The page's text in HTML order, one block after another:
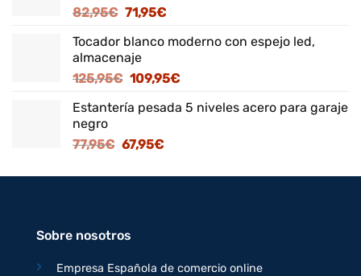
82,95€ El
original
era:
82,95€.
71,95€El
actual
71,95€.
Tocador blanco moderno con espejo led,
almacenaje
125,95€ El
original
125,95€.
109,95€El
actual
Estantería pesada 5 niveles acero para garaje
negro
77,95€ El
original
67,95€El
actual
Sobre nosotros
Empresa Española de comercio online